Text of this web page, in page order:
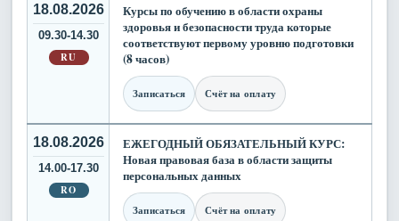
18.08.2026
09.30-14.30
RU
Курсы по обучению в области охраны
здоровья и безопасности труда которые
соответствуют первому уровню подготовки
(8 часов)
Записаться Счёт на оплату
18.08.2026
14.00-17.30
RO
ЕЖЕГОДНЫЙ ОБЯЗАТЕЛЬНЫЙ КУРС:
Новая правовая база в области защиты
персональных данных
Записаться Счёт на оплату